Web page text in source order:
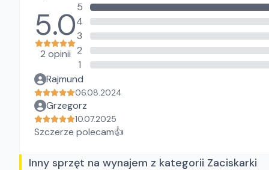
5.0
2 opinii
5
4
3
2
1
Rajmund
06.08.2024
Grzegorz
10.07.2025
Szczerze polecam👍
Inny sprzęt na wynajem z kategorii Zaciskarki